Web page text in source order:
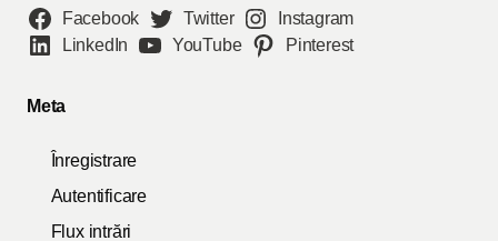
Facebook Twitter
Instagram
LinkedIn
YouTube Pinterest
Meta
Înregistrare
Autentificare
Flux intrări